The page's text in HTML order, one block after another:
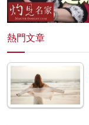
熱門文章